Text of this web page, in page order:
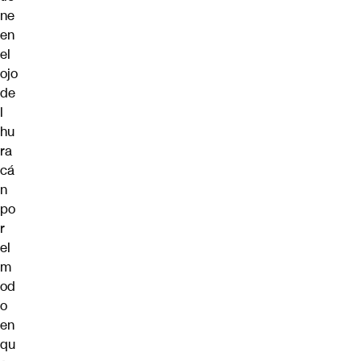
ne
en
el
ojo
de
l
hu
ra
cá
n
po
r
el
m
od
o
en
qu